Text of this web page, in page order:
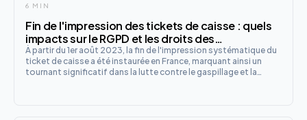
6 MIN
Fin de l'impression des tickets de caisse : quels
impacts sur le RGPD et les droits des
consommateurs ?
À partir du 1er août 2023, la fin de l'impression systématique du
ticket de caisse a été instaurée en France, marquant ainsi un
tournant significatif dans la lutte contre le gaspillage et la